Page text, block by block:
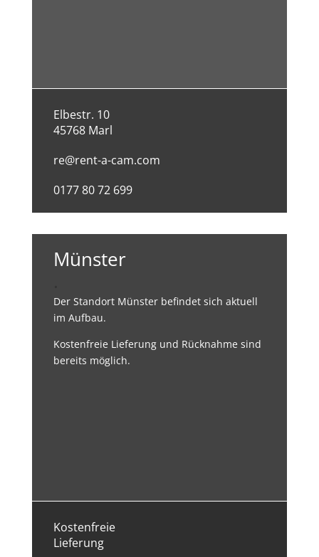
Elbestr. 10
45768 Marl
re@rent-a-cam.com
0177 80 72 699
Münster
Kostenfreie
Lieferung
Der Standort Münster befindet sich aktuell
im Aufbau.
Kostenfreie Lieferung und Rücknahme sind
bereits möglich.